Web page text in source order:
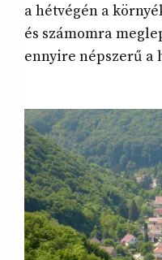
a hétvégén a
és számomra
ennyire népszerű a